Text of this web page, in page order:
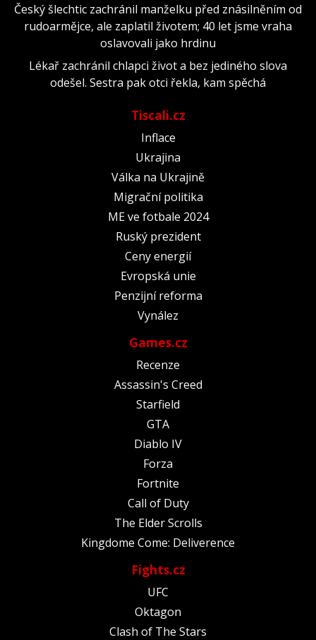
Český šlechtic zachránil manželku před znásilněním od
rudoarmějce, ale zaplatil životem; 40 let jsme vraha
oslavovali jako hrdinu
Lékař zachránil chlapci život a bez jediného slova
odešel. Sestra pak otci řekla, kam spěchá
Tiscali.cz
Inflace
Ukrajina
Válka na Ukrajině
Migrační politika
ME ve fotbale 2024
Ruský prezident
Ceny energií
Evropská unie
Penzijní reforma
Vynález
Games.cz
Recenze
Assassin's Creed
Starfield
GTA
Diablo IV
Forza
Fortnite
Call of Duty
The Elder Scrolls
Kingdome Come: Deliverence
Fights.cz
UFC
Oktagon
Clash of The Stars